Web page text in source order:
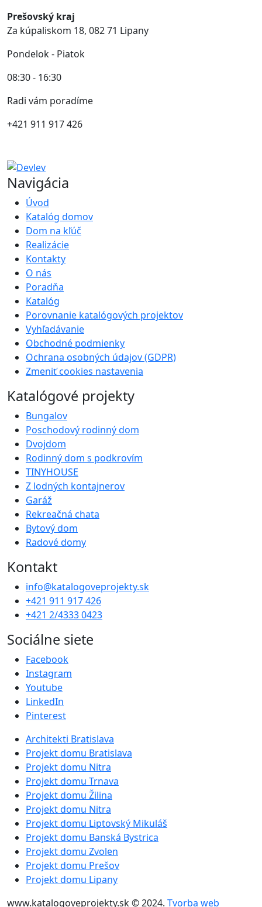
Prešovský kraj
Za kúpaliskom 18, 082 71 Lipany
Pondelok - Piatok
08:30 - 16:30
Radi vám poradíme
+421 911 917 426
Navigácia
Úvod
Katalóg domov
Dom na kľúč
Realizácie
Kontakty
O nás
Poradňa
Katalóg
Porovnanie katalógových projektov
Vyhľadávanie
Obchodné podmienky
Ochrana osobných údajov (GDPR)
Zmeniť cookies nastavenia
Katalógové projekty
Bungalov
Poschodový rodinný dom
Dvojdom
Rodinný dom s podkrovím
TINYHOUSE
Z lodných kontajnerov
Garáž
Rekreačná chata
Bytový dom
Radové domy
Kontakt
info@katalogoveprojekty.sk
+421 911 917 426
+421 2/4333 0423
Sociálne siete
Facebook
Instagram
Youtube
LinkedIn
Pinterest
Architekti Bratislava
Projekt domu Bratislava
Projekt domu Nitra
Projekt domu Trnava
Projekt domu Žilina
Projekt domu Nitra
Projekt domu Liptovský Mikuláš
Projekt domu Banská Bystrica
Projekt domu Zvolen
Projekt domu Prešov
Projekt domu Lipany
www.katalogoveprojekty.sk © 2024. Tvorba web